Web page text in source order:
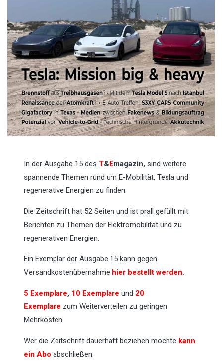
In der Ausgabe 15 des T&Emagazin, sind weitere
spannende Themen rund um E-Mobilität, Tesla und
regenerative Energien zu finden.
Die Zeitschrift hat 52 Seiten und ist prall gefüllt mit
Berichten zu Themen der Elektromobilität und zu
regenerativen Energien.
Ein Exemplar der Ausgabe 15 kann gegen
Versandkostenübernahme hier bestellt werden.
5 Exemplare, 10 Exemplare und 20
Exemplare zum Weiterverteilen zu geringen
Mehrkosten.
Wer die Zeitschrift dauerhaft beziehen möchte kann
ein Abo abschließen.